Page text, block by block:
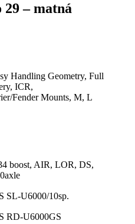
– matná
Handling Geometry, Full
ICR,
Fender Mounts, M, L
boost, AIR, LOR, DS,
SL-U6000/10sp.
RD-U6000GS